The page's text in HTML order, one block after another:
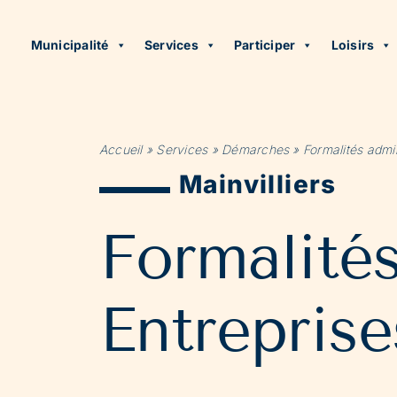
Municipalité Services Participer Loisirs
Accueil» Services» Démarches» Formalités
Mainvilliers